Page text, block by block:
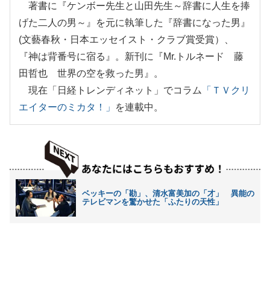
著書に『ケンボー先生と山田先生～辞書に人生を捧
げた二人の男～』を元に執筆した『辞書になった男』
(文藝春秋・日本エッセイスト・クラブ賞受賞）、
『神は背番号に宿る』。新刊に『Mr.トルネード 藤
田哲也 世界の空を救った男』。
現在「日経トレンディネット」でコラム
「ＴＶクリ
エイターのミカタ！」
を連載中。
ベッキーの「勘」、清水富美加の「才」 異能の
テレビマンを驚かせた「ふたりの天性」